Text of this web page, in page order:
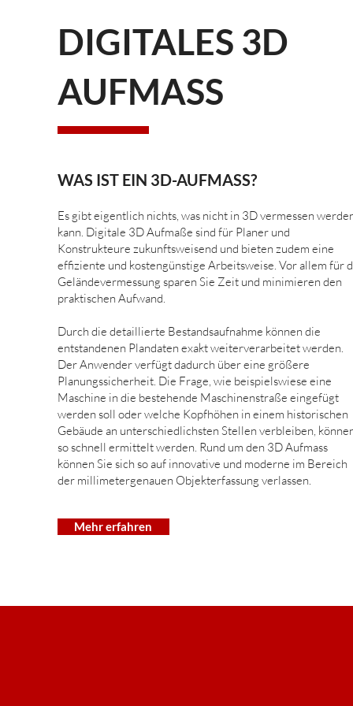
DIGITALES 3D
AUFMASS
WAS IST EIN 3D-AUFMASS?
Es gibt eigentlich nichts, was nicht in 3D vermessen
kann. Digitale 3D Aufmaße sind für Planer und
Konstrukteure zukunftsweisend und bieten zudem eine
effiziente und kostengünstige Arbeitsweise. Vor allem für
Geländevermessung sparen Sie Zeit und minimieren den
praktischen Aufwand.
Durch die detaillierte Bestandsaufnahme können die
entstandenen Plandaten exakt weiterverarbeitet werden.
Der Anwender verfügt dadurch über eine größere
Planungssicherheit. Die Frage, wie beispielswiese eine
Maschine in die bestehende Maschinenstraße eingefügt
werden soll oder welche Kopfhöhen in einem historischen
Gebäude an unterschiedlichsten Stellen verbleiben,
so schnell ermittelt werden. Rund um den 3D Aufmass
können Sie sich so auf innovative und moderne im Bereich
der millimetergenauen Objekterfassung verlassen.
Mehr erfahren